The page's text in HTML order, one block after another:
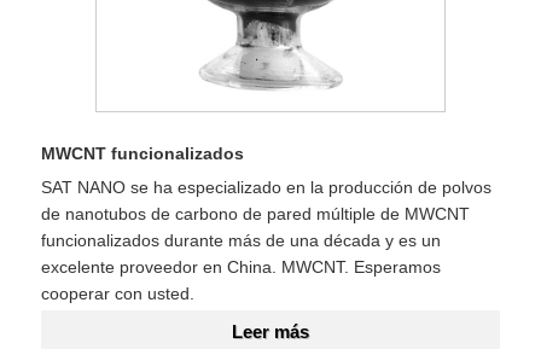
MWCNT funcionalizados
SAT NANO se ha especializado en la producción de polvos
de nanotubos de carbono de pared múltiple de MWCNT
funcionalizados durante más de una década y es un
excelente proveedor en China. MWCNT. Esperamos
cooperar con usted.
Leer más